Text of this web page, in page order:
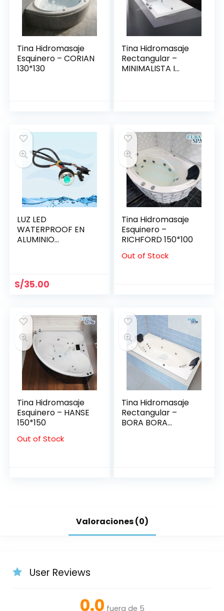
Tina Hidromasaje
Esquinero – CORIAN
130*130
Tina Hidromasaje
Rectangular –
MINIMALISTA I
LUZ LED
WATERPROOF EN
ALUMINIO
S/35.00
Tina Hidromasaje
Esquinero –
RICHFORD 150*100
Out of Stock
Tina Hidromasaje
Esquinero – HANSE
150*150
Out of Stock
Tina Hidromasaje
Rectangular –
BORA BORA
Valoraciones (0)
User Reviews
0.0 fuera de 5